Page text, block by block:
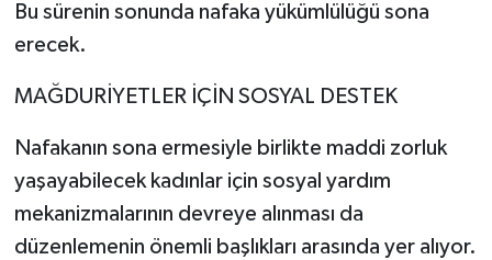
Bu sürenin sonunda nafaka yükümlülüğü sona
erecek.
MAĞDURİYETLER İÇİN SOSYAL DESTEK
Nafakanın sona ermesiyle birlikte maddi zorluk
yaşayabilecek kadınlar için sosyal yardım
mekanizmalarının devreye alınması da
düzenlemenin önemli başlıkları arasında yer alıyor.